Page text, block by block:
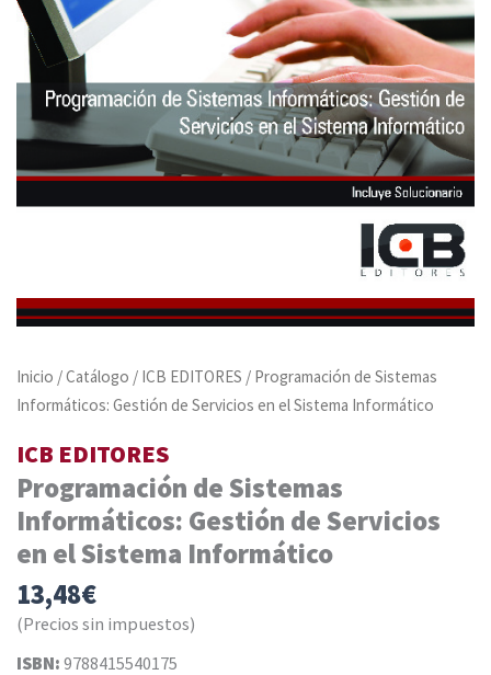
Inicio /Catálogo / ICB EDITORES / Programación de Sistemas
Informáticos: Gestión de Servicios en el Sistema Informático
ICB EDITORES
Programación de Sistemas
Informáticos: Gestión de Servicios
en el Sistema Informático
13,48€
(Precios sin impuestos)
ISBN: 9788415540175